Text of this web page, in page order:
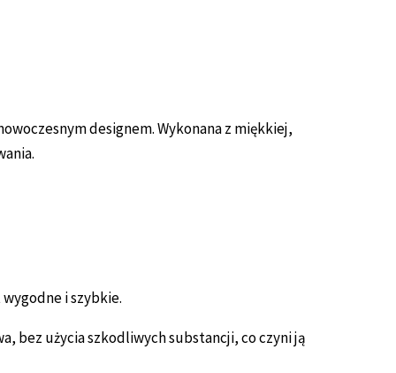
designem. Wykonana z miękkiej,
i szybkie.
bez użycia szkodliwych substancji, co czyni ją